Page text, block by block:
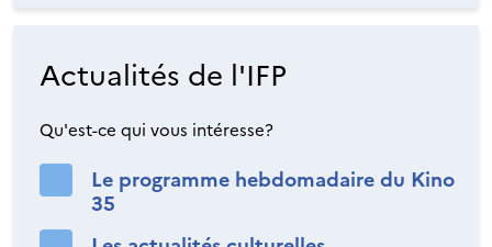
Actualités de l'IFP
Qu'est-ce qui vous intéresse?
Le programme hebdomadaire du Kino
35